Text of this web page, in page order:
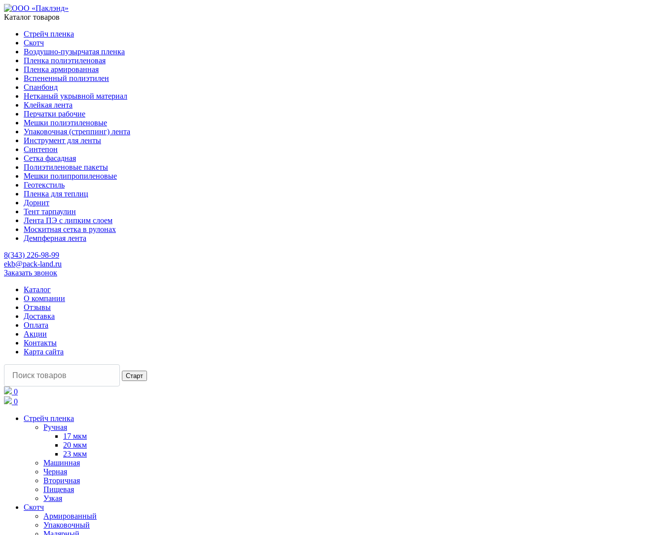
Каталог товаров
Стрейч пленка
Скотч
Воздушно-пузырчатая пленка
Пленка полиэтиленовая
Пленка армированная
Вспененный полиэтилен
Спанбонд
Нетканый укрывной материал
Клейкая лента
Перчатки рабочие
Мешки полиэтиленовые
Упаковочная (стреппинг) лента
Инструмент для ленты
Синтепон
Сетка фасадная
Полиэтиленовые пакеты
Мешки полипропиленовые
Геотекстиль
Пленка для теплиц
Дорнит
Тент тарпаулин
Лента ПЭ с липким слоем
Москитная сетка в рулонах
Демпферная лента
8(343) 226-98-99
ekb@pack-land.ru
Заказать звонок
Каталог
О компании
Отзывы
Доставка
Оплата
Акции
Контакты
Карта сайта
0
0
Стрейч пленка
Ручная
17 мкм
20 мкм
23 мкм
Машинная
Черная
Вторичная
Пищевая
Узкая
Скотч
Армированный
Упаковочный